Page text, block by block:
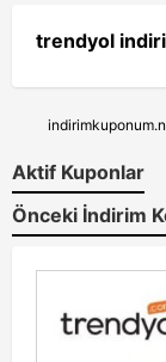
trendyol
Aktif Kuponlar
Önceki İndirim